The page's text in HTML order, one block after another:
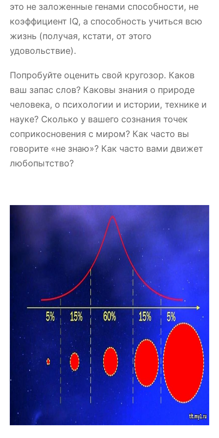
это не заложенные генами способности, не
коэффициент IQ, а способность учиться всю
жизнь (получая, кстати, от этого
удовольствие).
Попробуйте оценить свой кругозор. Каков
ваш запас слов? Каковы знания о природе
человека, о психологии и истории, технике и
науке? Сколько у вашего сознания точек
соприкосновения с миром? Как часто вы
говорите «не знаю»? Как часто вами движет
любопытство?